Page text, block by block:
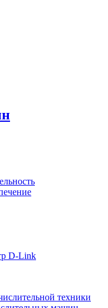
D-Link
техники